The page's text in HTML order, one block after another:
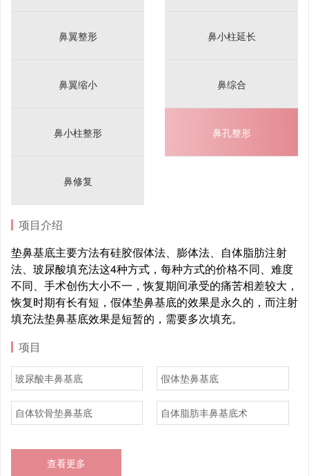
鼻翼整形 鼻小柱延长
鼻翼缩小 鼻综合
鼻小柱整形 鼻孔整形
鼻修复
项目介绍
垫鼻基底主要方法有硅胶假体法、膨体法、自体脂肪注射
法、玻尿酸填充法这4种方式，每种方式的价格不同、难度
不同、手术创伤大小不一，恢复期间承受的痛苦相差较大，
恢复时期有长有短，假体垫鼻基底的效果是永久的，而注射
填充法垫鼻基底效果是短暂的，需要多次填充。
项目
玻尿酸丰鼻基底 假体垫鼻基底
自体软骨垫鼻基底 自体脂肪丰鼻基底术
查看更多